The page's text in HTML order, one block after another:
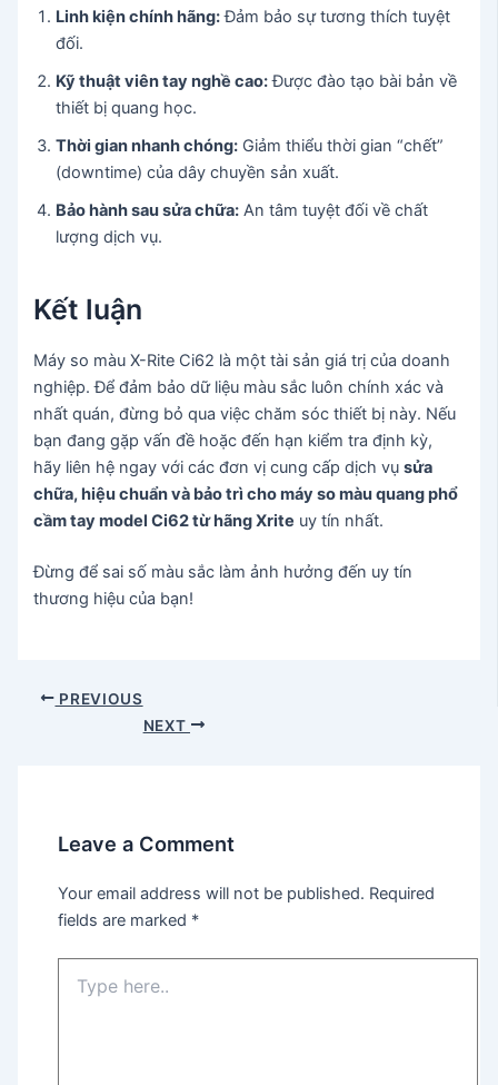
Linh kiện chính hãng:Đảm bảo sự tương thích tuyệt
đối.
Kỹ thuật viên tay nghề cao:Được đào tạo bài bản về
thiết bị quang học.
Thời gian nhanh chóng: Giảm thiểu thời gian “chết”
(downtime) của dây chuyền sản xuất.
Bảo hành sau sửa chữa: An tâm tuyệt đối về chất
lượng dịch vụ.
Kết luận
Máy so màu X-Rite Ci62 là một tài sản giá trị của doanh
nghiệp. Để đảm bảo dữ liệu màu sắc luôn chính xác và
nhất quán, đừng bỏ qua việc chăm sóc thiết bị này. Nếu
bạn đang gặp vấn đề hoặc đến hạn kiểm tra định kỳ,
hãy liên hệ ngay với các đơn vị cung cấp dịch vụsửa
chữa, hiệu chuẩn và bảo trì cho máy so màu quang phổ
cầm tay model Ci62 từ hãng Xrite uy tín nhất.
Đừng để sai số màu sắc làm ảnh hưởng đến uy tín
thương hiệu của bạn!
Post PREVIOUS
NEXT
Leave a Comment
Your email address will not be published. Required
fields are marked *
here..